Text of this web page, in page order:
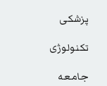
پزشکی
تکنولوژی
جامعه